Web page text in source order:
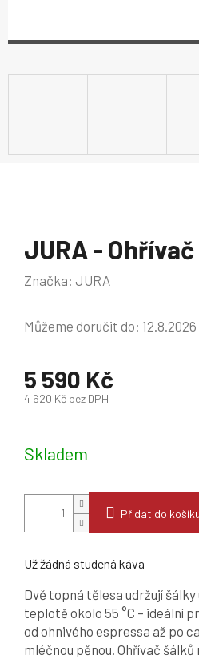
JURA -
Značka: JURA
5 590 Kč
4 620 Kč bez DPH
Skladem
Můžeme doručit do: 12.8.2026
Přidat do košíku
Už žádná studená káva
Dvě topná tělesa udržují
teplotě okolo 55 °C – ideální
od ohnivého espressa až po
mléčnou pěnou. Ohřívač